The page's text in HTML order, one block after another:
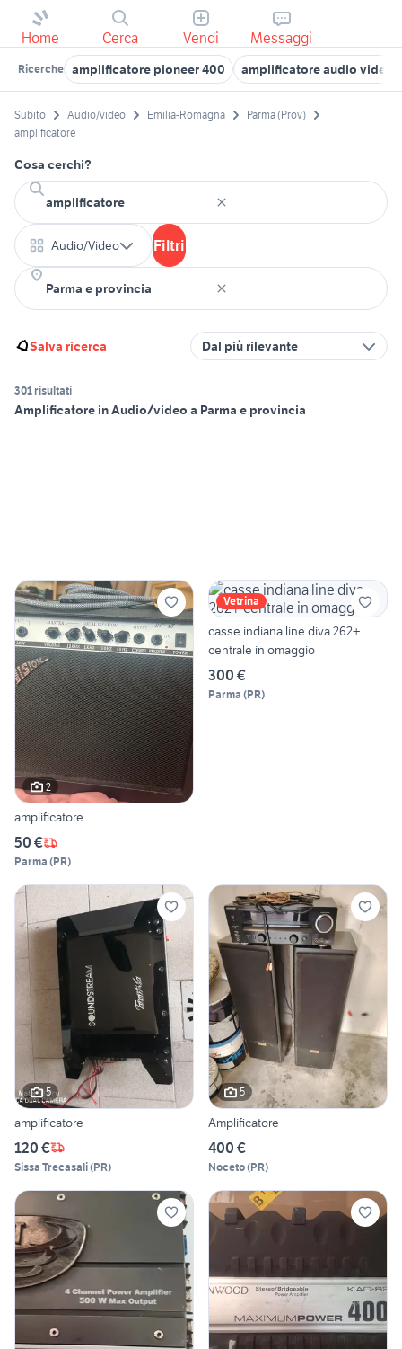
Home Cerca Vendi Messaggi
Ricerche amplificatore pioneer 400 amplificatore audio video
Subito Audio/video Emilia-Romagna
Parma (Prov)
amplificatore
Cosa cerchi?
Audio/Video Filtri
Salva ricerca Dal più rilevante
301 risultati
Amplificatore in Audio/video a Parma e provincia
2
amplificatore
50 €
Parma (PR)
Vetrina
casse indiana line diva 262+
centrale in omaggio
300 €
Parma (PR)
5
amplificatore
120 €
Sissa Trecasali(PR)
5
Amplificatore
400 €
Noceto(PR)